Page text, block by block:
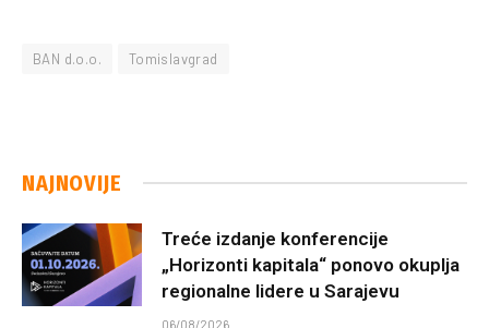
BAN d.o.o. Tomislavgrad
NAJNOVIJE
Treće izdanje konferencije
„Horizonti kapitala“ ponovo okuplja
regionalne lidere u Sarajevu
06/08/2026